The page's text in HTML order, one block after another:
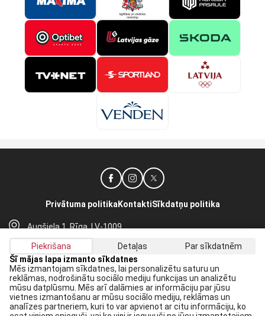
Augšiela 1, Rīga, LV-1009
lhf@lhf.lv
+371 67565614
Privātuma politika KontaktiSīkdatņu politika
Saņem jaunākās ziņas savā E-pastā:
Pieteikties
Piekrišana Detaļas
Par sīkdatnēm
Šī mājas lapa izmanto sīkdatnes
Mēs izmantojam sīkdatnes, lai personalizētu saturu un
reklāmas, nodrošinātu sociālo mediju funkcijas un analizētu
mūsu datplūsmu. Mēs arī dalāmies ar informāciju par jūsu
vietnes izmantošanu ar mūsu sociālo mediju, reklāmas un
analīzes partneriem, kuri to var apvienot ar citu informāciju, ko